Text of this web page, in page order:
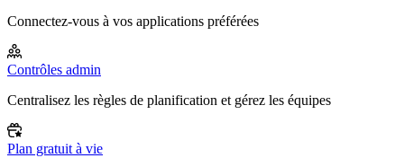
Connectez-vous à vos applications préférées
Contrôles admin
Centralisez les règles de planification et gérez les équipes
Plan gratuit à vie